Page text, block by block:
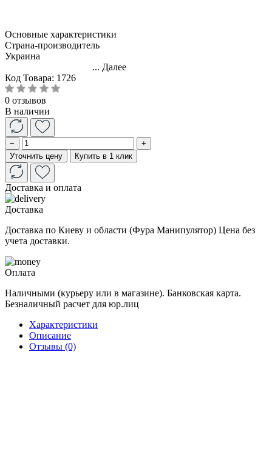
Основные характеристики
Страна-производитель
Украина
... Далее
Код Товара: 1726
0 отзывов
В наличии
−
+
Уточнить цену
Купить в 1 клик
Доставка и оплата
Доставка
Доставка по Киеву и области (Фура Манипулятор) Цена без
учета доставки.
Оплата
Наличными (курьеру или в магазине). Банковская карта.
Безналичный расчет для юр.лиц
Характеристики
Описание
Отзывы (0)